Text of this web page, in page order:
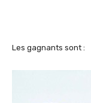
Les gagnants sont :